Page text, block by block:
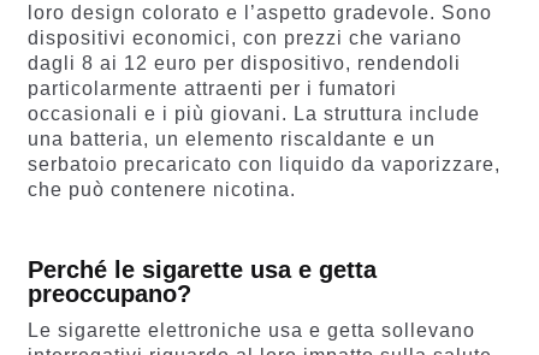
loro design colorato e l’aspetto gradevole. Sono
dispositivi economici, con prezzi che variano
dagli 8 ai 12 euro per dispositivo, rendendoli
particolarmente attraenti per i fumatori
occasionali e i più giovani. La struttura include
una batteria, un elemento riscaldante e un
serbatoio precaricato con liquido da vaporizzare,
che può contenere nicotina.
Perché le sigarette usa e getta
preoccupano?
Le sigarette elettroniche usa e getta sollevano